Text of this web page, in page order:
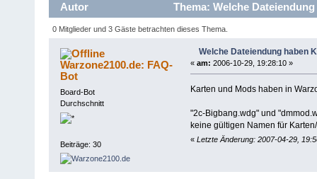
Autor Thema: Welche
0 Mitglieder und 3 Gäste betrachten dieses Thema.
Warzone2100.de: FAQ-
Bot
Board-Bot
Durchschnitt
Beiträge: 30
Welche Dateiendung haben
« am: 2006-10-29, 19:28:10 »
Karten und Mods haben in
"2c-Bigbang.wdg" und
keine gültigen Namen für
« Letzte Änderung: 2007-04-29,